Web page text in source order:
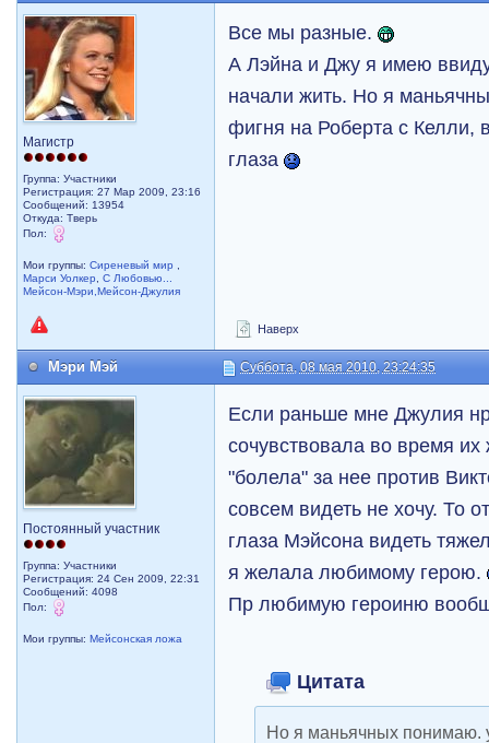
Магистр
Группа: Участники
Регистрация: 27 Мар 2009, 23:16
Сообщений: 13954
Откуда: Тверь
Пол:
Мои группы:Сиреневый мир
Марси Уолкер
,С Любовью...
Мейсон-Мэри,Мейсон-Джулия
Все мы разные.
А Лэйна и Джу я имею
начали жить. Но я
фигня на Роберта с Келли,
глаза
Наверх
Мэри Мэй Суббота, 08 мая 2010, 23:24:35
Постоянный участник
Группа: Участники
Регистрация: 24 Сен 2009, 22:31
Сообщений: 4098
Пол:
Мои группы:Мейсонская ложа
Если раньше мне Джулия
сочувствовала во время
"болела" за нее против
совсем видеть не хочу. То
глаза Мэйсона видеть
я желала любимому герою.
Пр любимую героиню
Цитата
Но я маньячных понимаю.